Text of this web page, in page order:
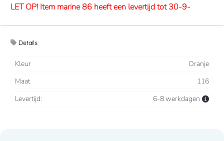
LET OP! Item marine 86 heeft een levertijd tot 30-9-
Overalls 65% polyester, 35% katoen. 260 grams/m2.
Verdekte 2-weg ritssluiting en elastiek in rug/taille.
en duimstokzak.
Details
Kleur
Oranje
Maat
116
Levertijd:
6-8 werkdagen